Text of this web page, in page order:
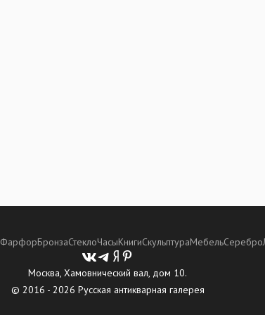
ФарфорБронзаСтеклоЧасыКнигиСкульптураМебельСеребро
Москва, Хамовнический вал, дом 10.
© 2016 - 2026 Русская антикварная галерея